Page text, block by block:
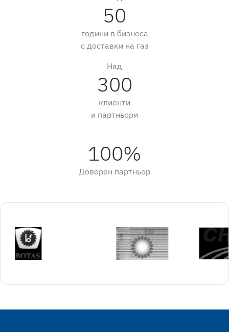
50
години в бизнеса
с доставки на газ
Над
300
клиенти
и партньори
100%
Доверен партньор